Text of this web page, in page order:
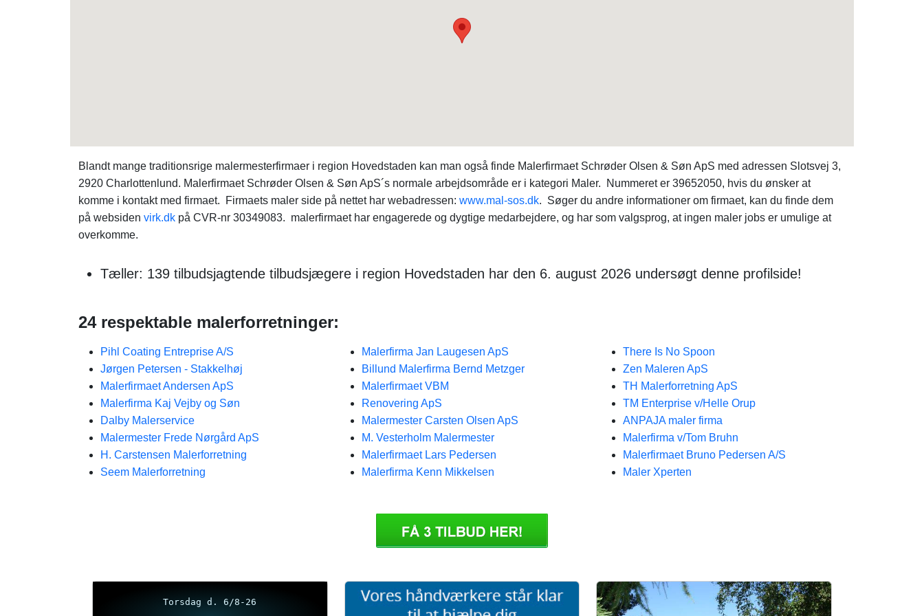
Blandt mange traditionsrige malermesterfirmaer i region Hovedstaden kan man også finde Malerfirmaet Schrøder Olsen & Søn ApS med adressen Slotsvej 3,
2920 Charlottenlund. Malerfirmaet Schrøder Olsen & Søn ApS´s normale arbejdsområde er i kategori Maler. Nummeret er 39652050, hvis du ønsker at
komme i kontakt med firmaet. Firmaets maler side på nettet har webadressen: www.mal-sos.dk. Søger du andre informationer om firmaet, kan du finde dem
på websiden virk.dk på CVR-nr 30349083. malerfirmaet har engagerede og dygtige medarbejdere, og har som valgsprog, at ingen maler jobs er umulige at
overkomme.
Tæller: 139 tilbudsjagtende tilbudsjægere i region Hovedstaden har den 6. august 2026 undersøgt denne profilside!
24 respektable malerforretninger:
Pihl Coating Entreprise A/S
Jørgen Petersen - Stakkelhøj
Malerfirmaet Andersen ApS​
Malerfirma Kaj Vejby og Søn
Dalby Malerservice
Malermester Frede Nørgård ApS
H. Carstensen Malerforretning
Seem Malerforretning
Malerfirma Jan Laugesen ApS
Billund Malerfirma Bernd Metzger
Malerfirmaet VBM
Renovering ApS
Malermester Carsten Olsen ApS
M. Vesterholm Malermester
Malerfirmaet Lars Pedersen
Malerfirma Kenn Mikkelsen
There Is No Spoon
Zen Maleren ApS
TH Malerforretning ApS
TM Enterprise v/Helle Orup
ANPAJA maler firma
Malerfirma v/Tom Bruhn
Malerfirmaet Bruno Pedersen A/S
Maler Xperten
Torsdag d. 6/8-26